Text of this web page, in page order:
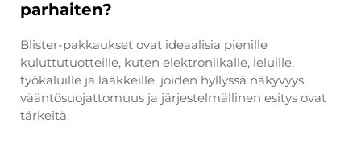
parhaiten?
Blister-pakkaukset ovat ideaalisia pienille
kuluttutuotteille, kuten elektroniikalle, leluille,
työkaluille ja lääkkeille, joiden hyllyssä näkyvyys,
vääntösuojattomuus ja järjestelmällinen esitys ovat
tärkeitä.